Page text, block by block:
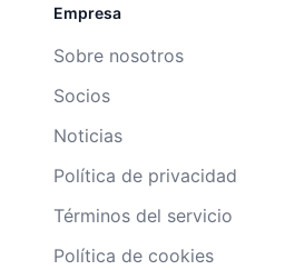
Empresa
Sobre nosotros
Socios
Noticias
Política de privacidad
Términos del servicio
Política de cookies